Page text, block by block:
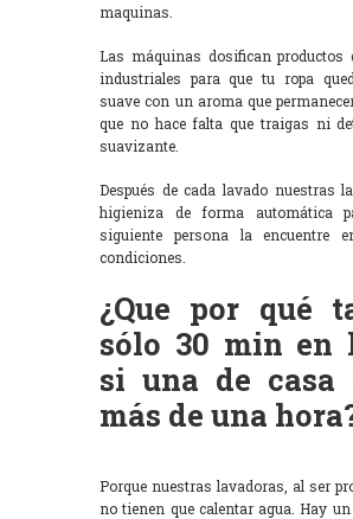
maquinas.
Las máquinas dosifican productos
industriales para que tu ropa
suave con un aroma que
que no hace falta que traigas ni
suavizante.
Después de cada lavado nuestras
higieniza de forma automática
siguiente persona la encuentre
condiciones.
¿Que por qué
sólo 30 min en
si una de casa
más de una
Porque nuestras lavadoras, al ser
no tienen que calentar agua. Hay